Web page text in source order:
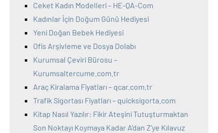
Ceket Kadın Modelleri – HE-QA-Com
Kadınlar İçin Doğum Günü Hediyesi
Yeni Doğan Bebek Hediyesi
Ofis Arşivleme ve Dosya Dolabı
Kurumsal Çeviri Bürosu –
Kurumsaltercume.com.tr
Araç Kiralama Fiyatları – qcar.com.tr
Trafik Sigortası Fiyatları – quicksigorta.com
Kitap Nasıl Yazılır: Fikir Ateşini Tutuşturmaktan
Son Noktayı Koymaya Kadar A’dan Z’ye Kılavuz